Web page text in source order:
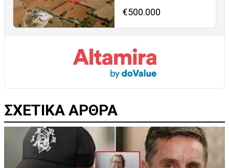
€500.000
ΣΧΕΤΙΚΑ ΑΡΘΡΑ